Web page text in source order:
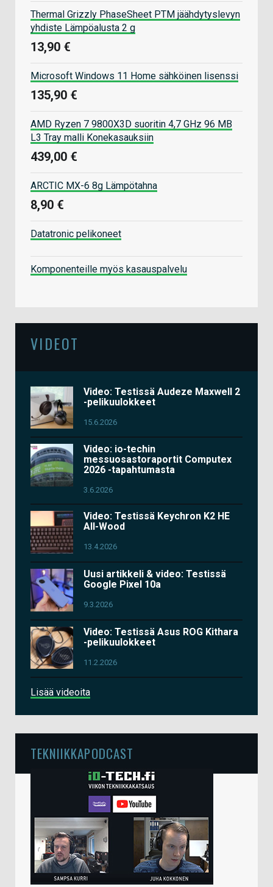
Thermal Grizzly PhaseSheet PTM jäähdytyslevyn
yhdiste Lämpöalusta 2 g
13,90 €
Microsoft Windows 11 Home sähköinen lisenssi
135,90 €
AMD Ryzen 7 9800X3D suoritin 4,7 GHz 96 MB
L3 Tray malli Konekasauksiin
439,00 €
ARCTIC MX-6 8g Lämpötahna
8,90 €
Datatronic pelikoneet
Komponenteille myös kasauspalvelu
VIDEOT
Video: Testissä Audeze Maxwell 2
-pelikuulokkeet
15.6.2026
Video: io-techin
messuosastoraportit Computex
2026 -tapahtumasta
3.6.2026
Video: Testissä Keychron K2 HE
All-Wood
13.4.2026
Uusi artikkeli & video: Testissä
Google Pixel 10a
9.3.2026
Video: Testissä Asus ROG Kithara
-pelikuulokkeet
11.2.2026
Lisää videoita
TEKNIIKKAPODCAST